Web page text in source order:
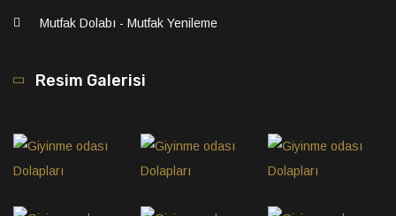
Mutfak Dolabı - Mutfak Yenileme
Resim Galerisi